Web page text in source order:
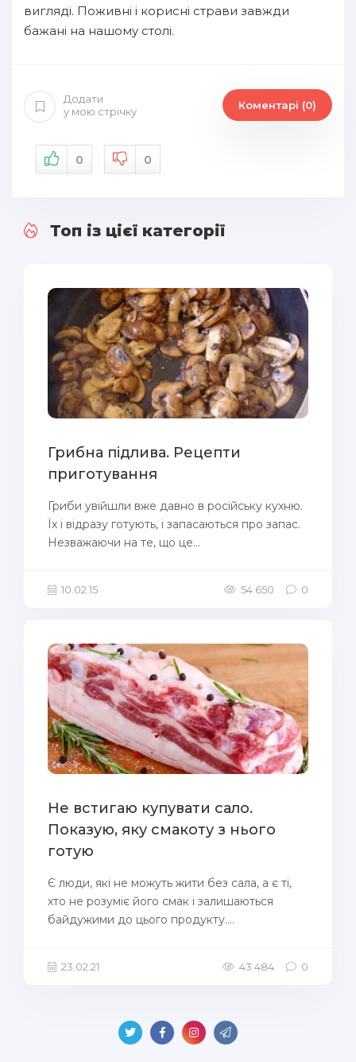
вигляді. Поживні і корисні страви завжди
бажані на нашому столі.
Додати
у мою стрічку
Коментарі (0)
0 0
Топ із цієї категорії
Грибна підлива. Рецепти
приготування
Гриби увійшли вже давно в російську кухню.
Їх і відразу готують, і запасаються про запас.
Незважаючи на те, що це...
10.02.15 54 650 0
Не встигаю купувати сало.
Показую, яку смакоту з нього
готую
Є люди, які не можуть жити без сала, а є ті,
хто не розуміє його смак і залишаються
байдужими до цього продукту....
23.02.21 43 484 0